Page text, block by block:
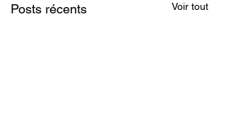
Posts récents Voir tout